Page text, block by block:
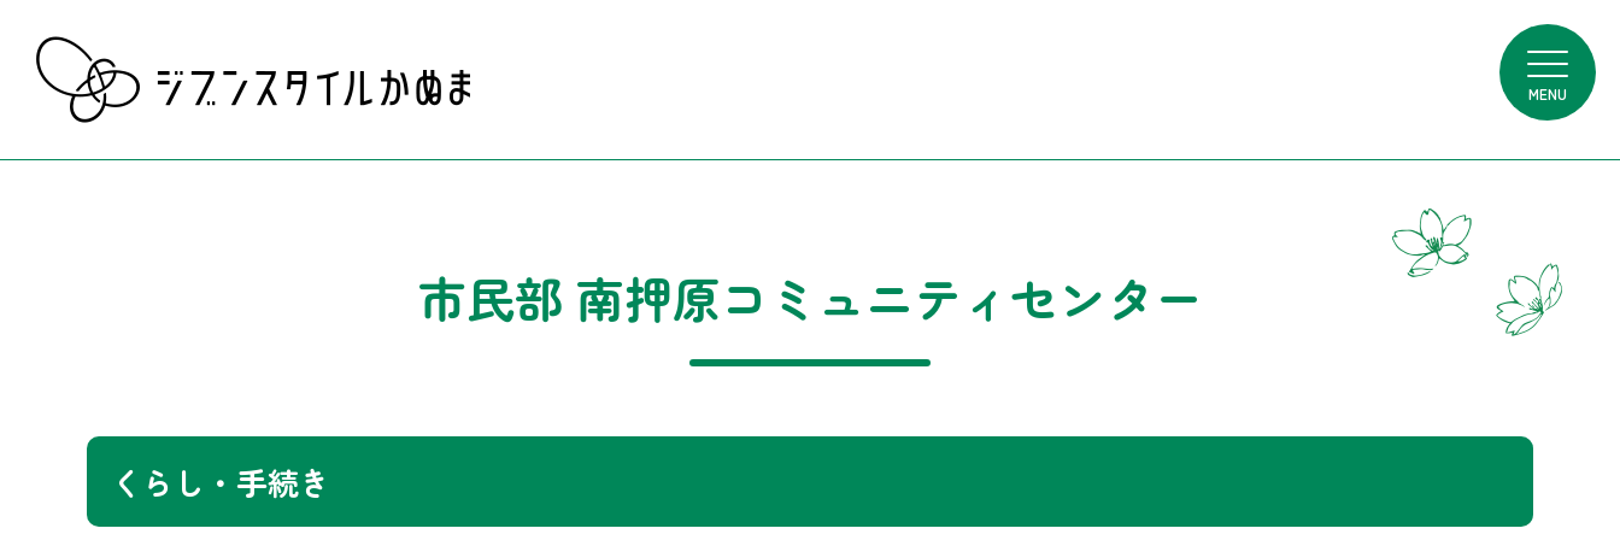
MENU
市民部 南押原コミュニティセンター
くらし・手続き